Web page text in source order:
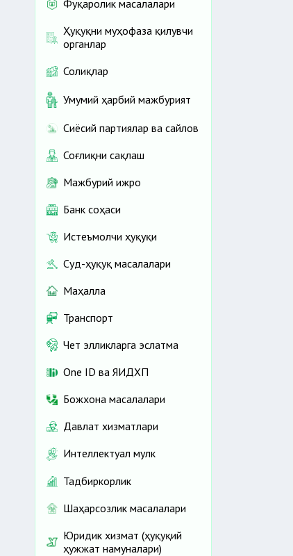
Фуқаролик масалалари
Ҳуқуқни муҳофаза қилувчи
органлар
Солиқлар
Умумий ҳарбий мажбурият
Сиёсий партиялар ва сайлов
Соғлиқни сақлаш
Мажбурий ижро
Банк соҳаси
Истеъмолчи ҳуқуқи
Суд-ҳуқуқ масалалари
Маҳалла
Транспорт
Чет элликларга эслатма
One ID ва ЯИДХП
Божхона масалалари
Давлат хизматлари
Интеллектуал мулк
Тадбиркорлик
Шаҳарсозлик масалалари
Юридик хизмат (ҳуқуқий
ҳужжат намуналари)